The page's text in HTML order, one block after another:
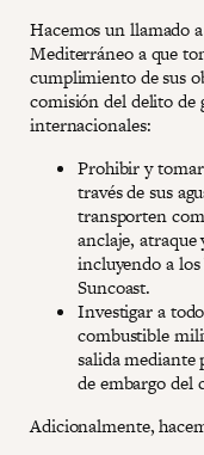
Hacemos un llamado
Mediterráneo a que
cumplimiento de sus
comisión del delito de
internacionales:
Prohibir y
través de sus
transporten
anclaje,
incluyendo a los
Suncoast.
Investigar a
combustible
salida mediante
de embargo del
Adicionalmente,